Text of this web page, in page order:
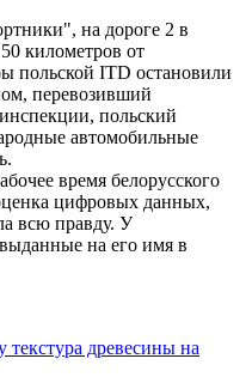
на дороге 2 в
километров от
польской ITD остановили
перевозивший
польский
автомобильные
время белорусского
цифровых данных,
всю правду. У
на его имя в
древесины на